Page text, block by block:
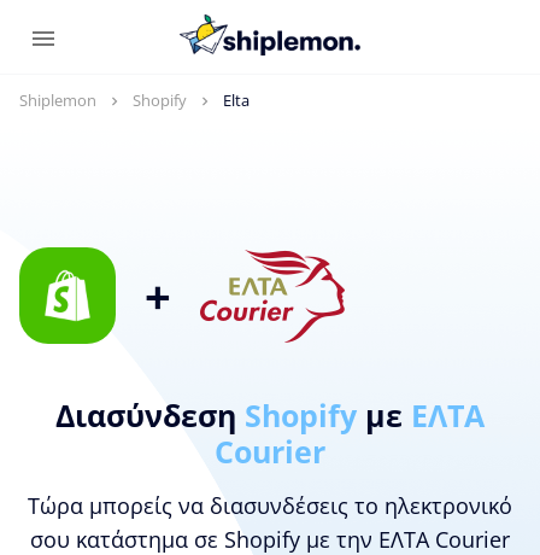
Shiplemon Shopify Elta
+
Διασύνδεση Shopify με ΕΛΤΑ
Courier
Τώρα μπορείς να διασυνδέσεις το ηλεκτρονικό
σου κατάστημα σε Shopify με την ΕΛΤΑ Courier